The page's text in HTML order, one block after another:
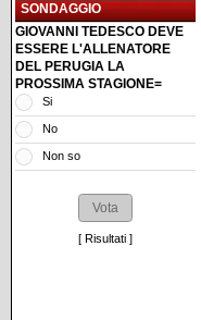
SONDAGGIO
GIOVANNI TEDESCO DEVE
ESSERE L'ALLENATORE
DEL PERUGIA LA
PROSSIMA STAGIONE=
Si
No
Non so
[ Risultati ]